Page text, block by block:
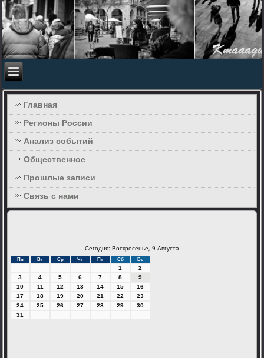
Главная
Регионы России
Анализ событий
Общественное
Прошлые записи
Связь с нами
Сегодня: Воскресенье, 9 Августа
Пн Вт Ср Чт Пт Сб Вс
1
2
3
4 5 6 7 8
9
10
11 12 13 14 15
16
17
18 19 20 21 22
23
24
25 26 27 28 29
30
31